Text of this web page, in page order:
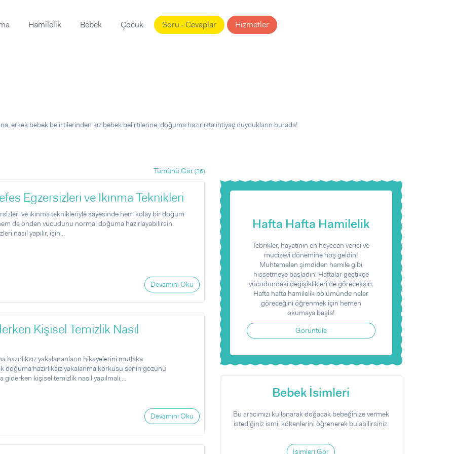
Hamilelik Bebek Çocuk Soru - Cevaplar Hizmetler
erkek bebek belirtilerinden kız bebek belirtilerine, doğuma hazırlıkta ihtiyaç duydukların burada!
Tümünü Gör(36)
Egzersizleri ve Ikınma Teknikleri
ve ıkınma teknikleriyle sayesinde hem kolay bir doğum
de önden vücudunu normal doğuma hazırlayabilirsin.
nasıl yapılır, işin...
Devamını Oku
Kişisel Temizlik Nasıl
hazırlıksız yakalananların hikayelerini mutlaka
doğuma hazırlıksız yakalanma korkusu senin gözünü
kişisel temizlik nasıl yapılmalı,...
Devamını Oku
Hafta Hafta Hamilelik
Tebrikler, hayatının en heyecan verici ve
mucizevi dönemine hoş geldin!
Muhtemelen şimdiden hamile gibi
hissetmeye başladın. Haftalar geçtikçe
vücudundaki değişiklikleri de göreceksin.
Hafta hafta hamilelik bölümünde neler
göreceğini öğrenmek için hemen
okumaya başla!
Görüntüle
Bebek İsimleri
Bu aracımızı kullanarak doğacak bebeğinize vermek
istediğiniz ismi, kökenlerini öğrenerek bulabilirsiniz.
İsimleri Gör